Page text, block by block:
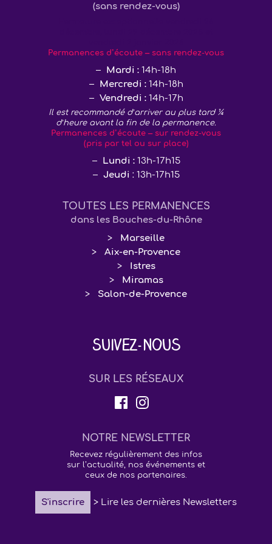
(sans rendez-vous)
Permanences d’écoute – sans rendez-vous
Mardi : 14h-18h
Mercredi :14h-18h
Vendredi :14h-17h
Il est recommandé d’arriver au plus tard ¼
d’heure avant la fin de la permanence.
Permanences d’écoute – sur rendez-vous
(pris par tel ou sur place)
Lundi :13h-17h15
Jeudi : 13h-17h15
TOUTES LES PERMANENCES
dans les Bouches-du-Rhône
Marseille
Aix-en-Provence
Istres
Miramas
Salon-de-Provence
Suivez-nous
SUR LES RÉSEAUX
NOTRE NEWSLETTER
Recevez régulièrement des infos
sur l’actualité, nos événements et
ceux de nos partenaires.
S'inscrire > Lire les dernières Newsletters